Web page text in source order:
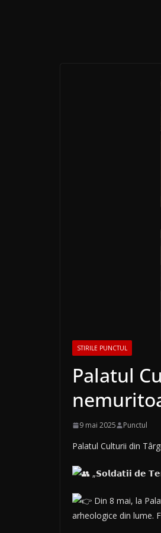
STIRILE PUNCTUL
Palatul
9 mai 2025 Punctul
Palatul Culturii din
„𝗦𝗼𝗹𝗱𝗮𝘁𝗶𝗶 𝗱𝗲
Din 8 mai, la
arheologice din lume.